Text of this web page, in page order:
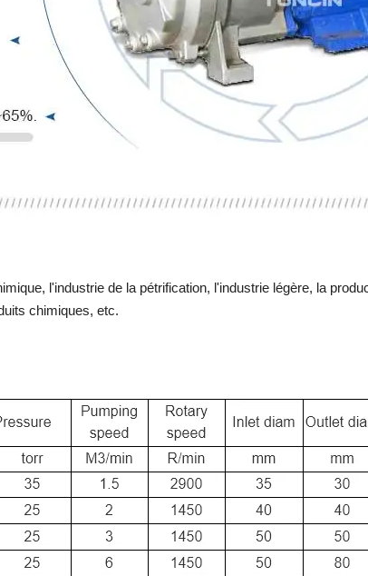
l'industrie de la pétrification, l'industrie légère, la
chimiques, etc.